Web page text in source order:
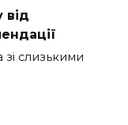
від
зі слизькими